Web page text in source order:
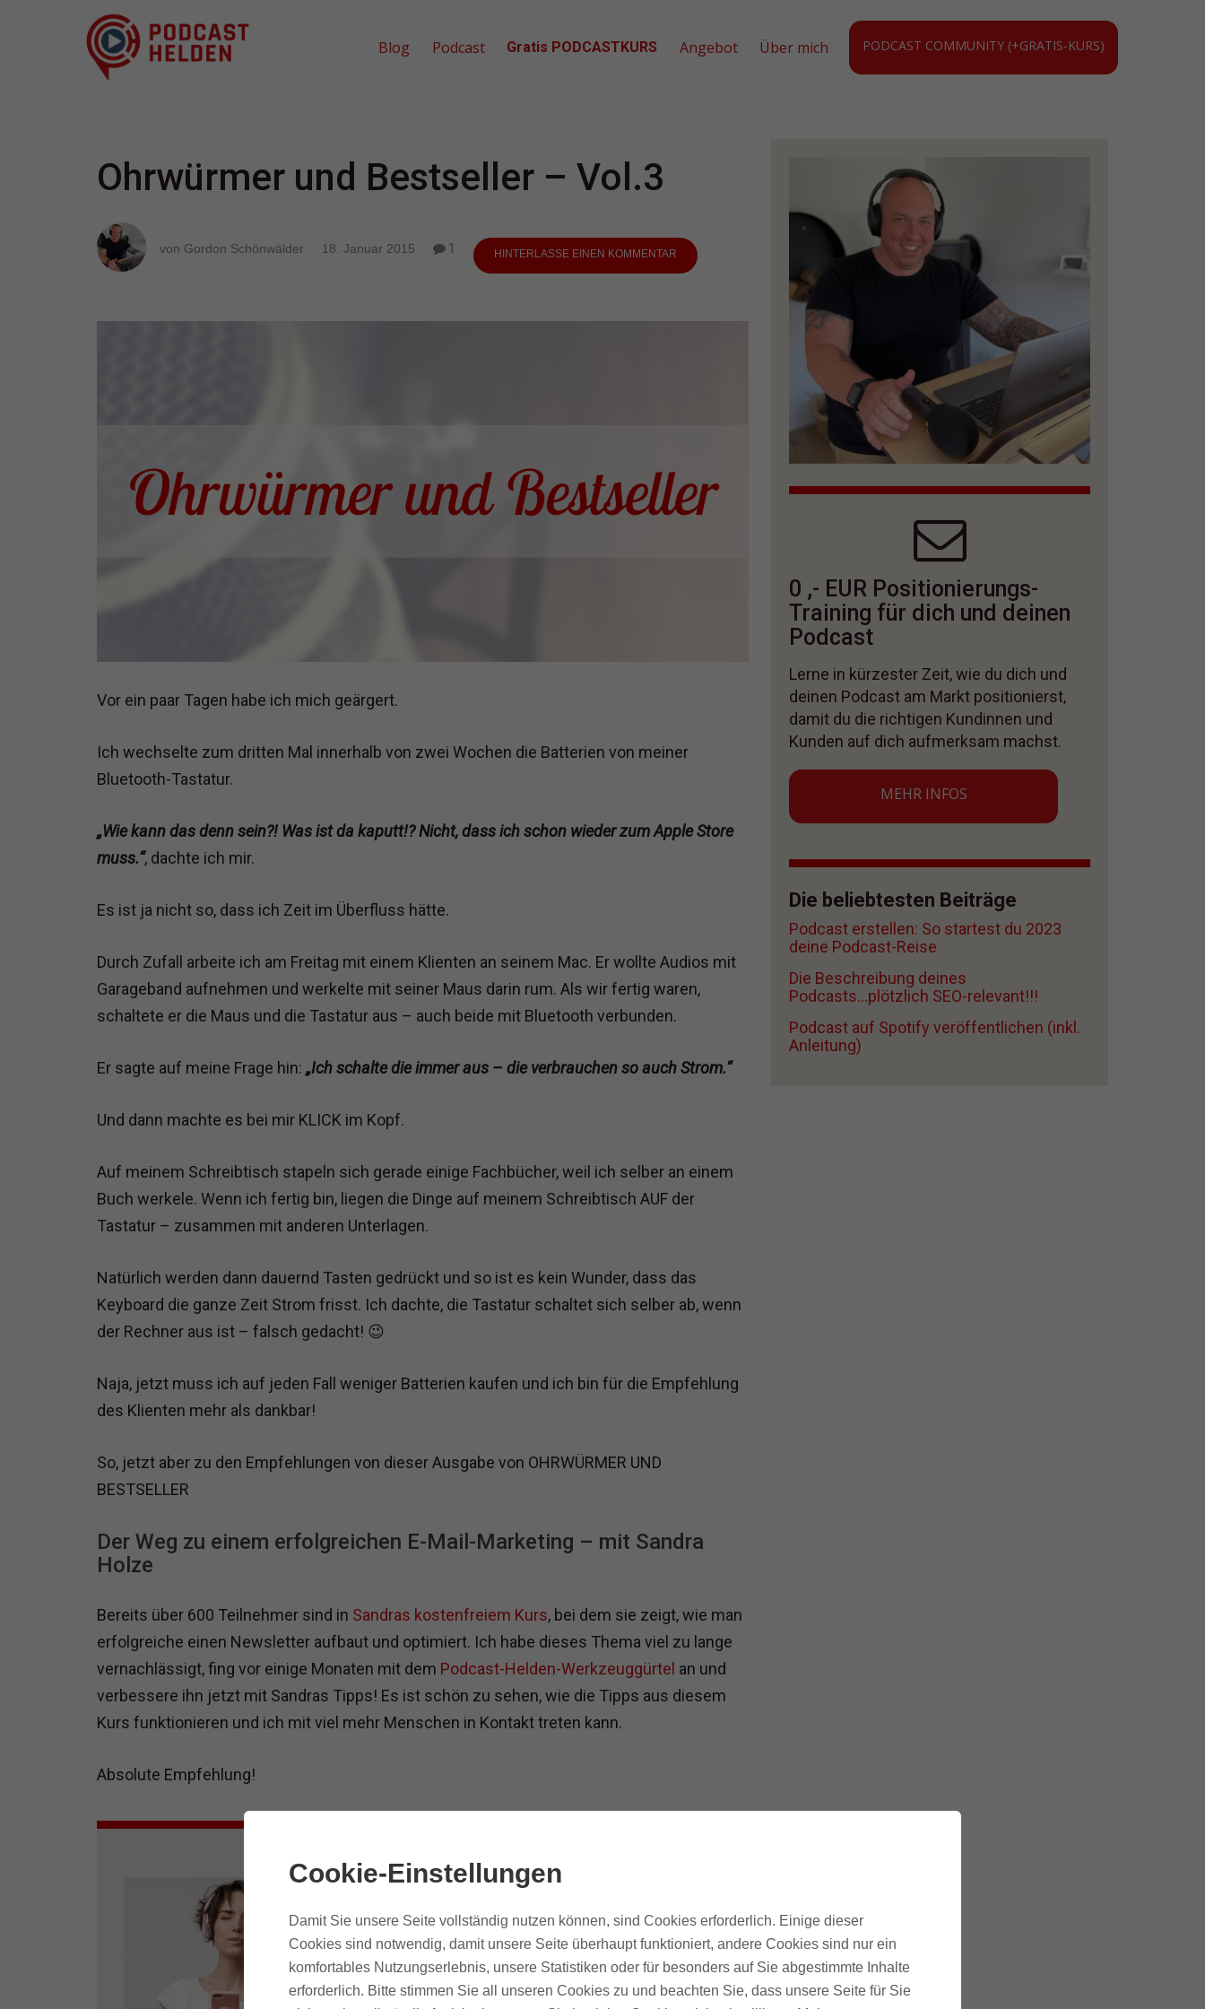
Blog Podcast Gratis PODCASTKURS Angebot Über mich PODCAST COMMUNITY (+GRATIS-KURS)
Ohrwürmer und Bestseller – Vol.3
von Gordon Schönwälder 18. Januar 2015 1 HINTERLASSE EINEN KOMMENTAR
Vor ein paar Tagen habe ich mich geärgert.
Ich wechselte zum dritten Mal innerhalb von zwei Wochen die Batterien von meiner
Bluetooth-Tastatur.
„Wie kann das denn sein?! Was ist da kaputt!? Nicht, dass ich schon wieder zum Apple Store
muss.“, dachte ich mir.
Es ist ja nicht so, dass ich Zeit im Überfluss hätte.
Durch Zufall arbeite ich am Freitag mit einem Klienten an seinem Mac. Er wollte Audios mit
Garageband aufnehmen und werkelte mit seiner Maus darin rum. Als wir fertig waren,
schaltete er die Maus und die Tastatur aus – auch beide mit Bluetooth verbunden.
Er sagte auf meine Frage hin: „Ich schalte die immer aus – die verbrauchen so auch Strom.“
Und dann machte es bei mir KLICK im Kopf.
Auf meinem Schreibtisch stapeln sich gerade einige Fachbücher, weil ich selber an einem
Buch werkele. Wenn ich fertig bin, liegen die Dinge auf meinem Schreibtisch AUF der
Tastatur – zusammen mit anderen Unterlagen.
Natürlich werden dann dauernd Tasten gedrückt und so ist es kein Wunder, dass das
Keyboard die ganze Zeit Strom frisst. Ich dachte, die Tastatur schaltet sich selber ab, wenn
der Rechner aus ist – falsch gedacht! 😉
Naja, jetzt muss ich auf jeden Fall weniger Batterien kaufen und ich bin für die Empfehlung
des Klienten mehr als dankbar!
So, jetzt aber zu den Empfehlungen von dieser Ausgabe von OHRWÜRMER UND
BESTSELLER
Der Weg zu einem erfolgreichen E-Mail-Marketing – mit Sandra
Holze
Bereits über 600 Teilnehmer sind in Sandras kostenfreiem Kurs, bei dem sie zeigt, wie man
erfolgreiche einen Newsletter aufbaut und optimiert. Ich habe dieses Thema viel zu lange
vernachlässigt, fing vor einige Monaten mit dem Podcast-Helden-Werkzeuggürtel an und
verbessere ihn jetzt mit Sandras Tipps! Es ist schön zu sehen, wie die Tipps aus diesem
Kurs funktionieren und ich mit viel mehr Menschen in Kontakt treten kann.
Absolute Empfehlung!
Dieser Blog ist
riesig. Willst du
Zeit sparen und ein
0 ,- EUR Positionierungs-
Training für dich und deinen
Podcast
Lerne in kürzester Zeit, wie du dich und
deinen Podcast am Markt positionierst,
damit du die richtigen Kundinnen und
Kunden auf dich aufmerksam machst.
MEHR INFOS
Die beliebtesten Beiträge
Podcast erstellen: So startest du 2023
deine Podcast-Reise
Die Beschreibung deines
Podcasts...plötzlich SEO-relevant!!!
Podcast auf Spotify veröffentlichen (inkl.
Anleitung)
Cookie-Einstellungen
Damit Sie unsere Seite vollständig nutzen können, sind Cookies erforderlich. Einige dieser
Cookies sind notwendig, damit unsere Seite überhaupt funktioniert, andere Cookies sind nur ein
komfortables Nutzungserlebnis, unsere Statistiken oder für besonders auf Sie abgestimmte Inhalte
erforderlich. Bitte stimmen Sie all unseren Cookies zu und beachten Sie, dass unsere Seite für Sie